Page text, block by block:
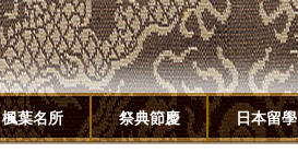
楓葉名所 祭典節慶 日本留學